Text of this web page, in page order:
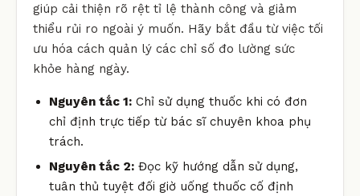
giúp cải thiện rõ rệt tỉ lệ thành công và giảm
thiểu rủi ro ngoài ý muốn. Hãy bắt đầu từ việc tối
ưu hóa cách quản lý các chỉ số đo lường sức
khỏe hàng ngày.
Nguyên tắc 1: Chỉ sử dụng thuốc khi có đơn
chỉ định trực tiếp từ bác sĩ chuyên khoa phụ
trách.
Nguyên tắc 2: Đọc kỹ hướng dẫn sử dụng,
tuân thủ tuyệt đối giờ uống thuốc cố định